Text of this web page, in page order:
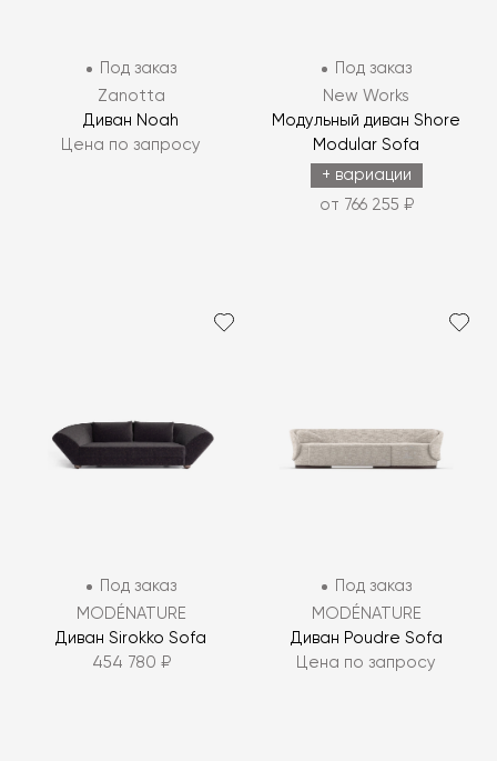
Под заказ
Zanotta
Диван Noah
Цена по запросу
Под заказ
New Works
Модульный диван Shore
Modular Sofa
+ вариации
от 766 255 ₽
Под заказ
MODÉNATURE
Диван Sirokko Sofa
454 780 ₽
Под заказ
MODÉNATURE
Диван Poudre Sofa
Цена по запросу